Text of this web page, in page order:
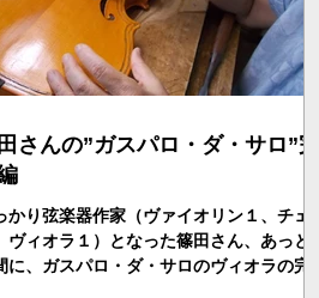
さんの”ガスパロ・ダ・サロ”完
かり弦楽器作家（ヴァイオリン１、チェロ
ヴィオラ１）となった篠田さん、あっとい
に、ガスパロ・ダ・サロのヴィオラの完成